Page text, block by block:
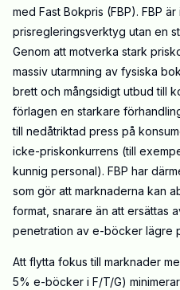
med Fast Bokpris (FBP). FBP
prisregleringsverktyg utan en
Genom att motverka stark
massiv utarmning av fysiska
brett och mångsidigt utbud till
förlagen en starkare
till nedåtriktad press på
icke-priskonkurrens (till
kunnig personal). FBP har
som gör att marknaderna kan
format, snarare än att ersättas
penetration av e-böcker lägre
Att flytta fokus till marknader
5% e-böcker i F/T/G)